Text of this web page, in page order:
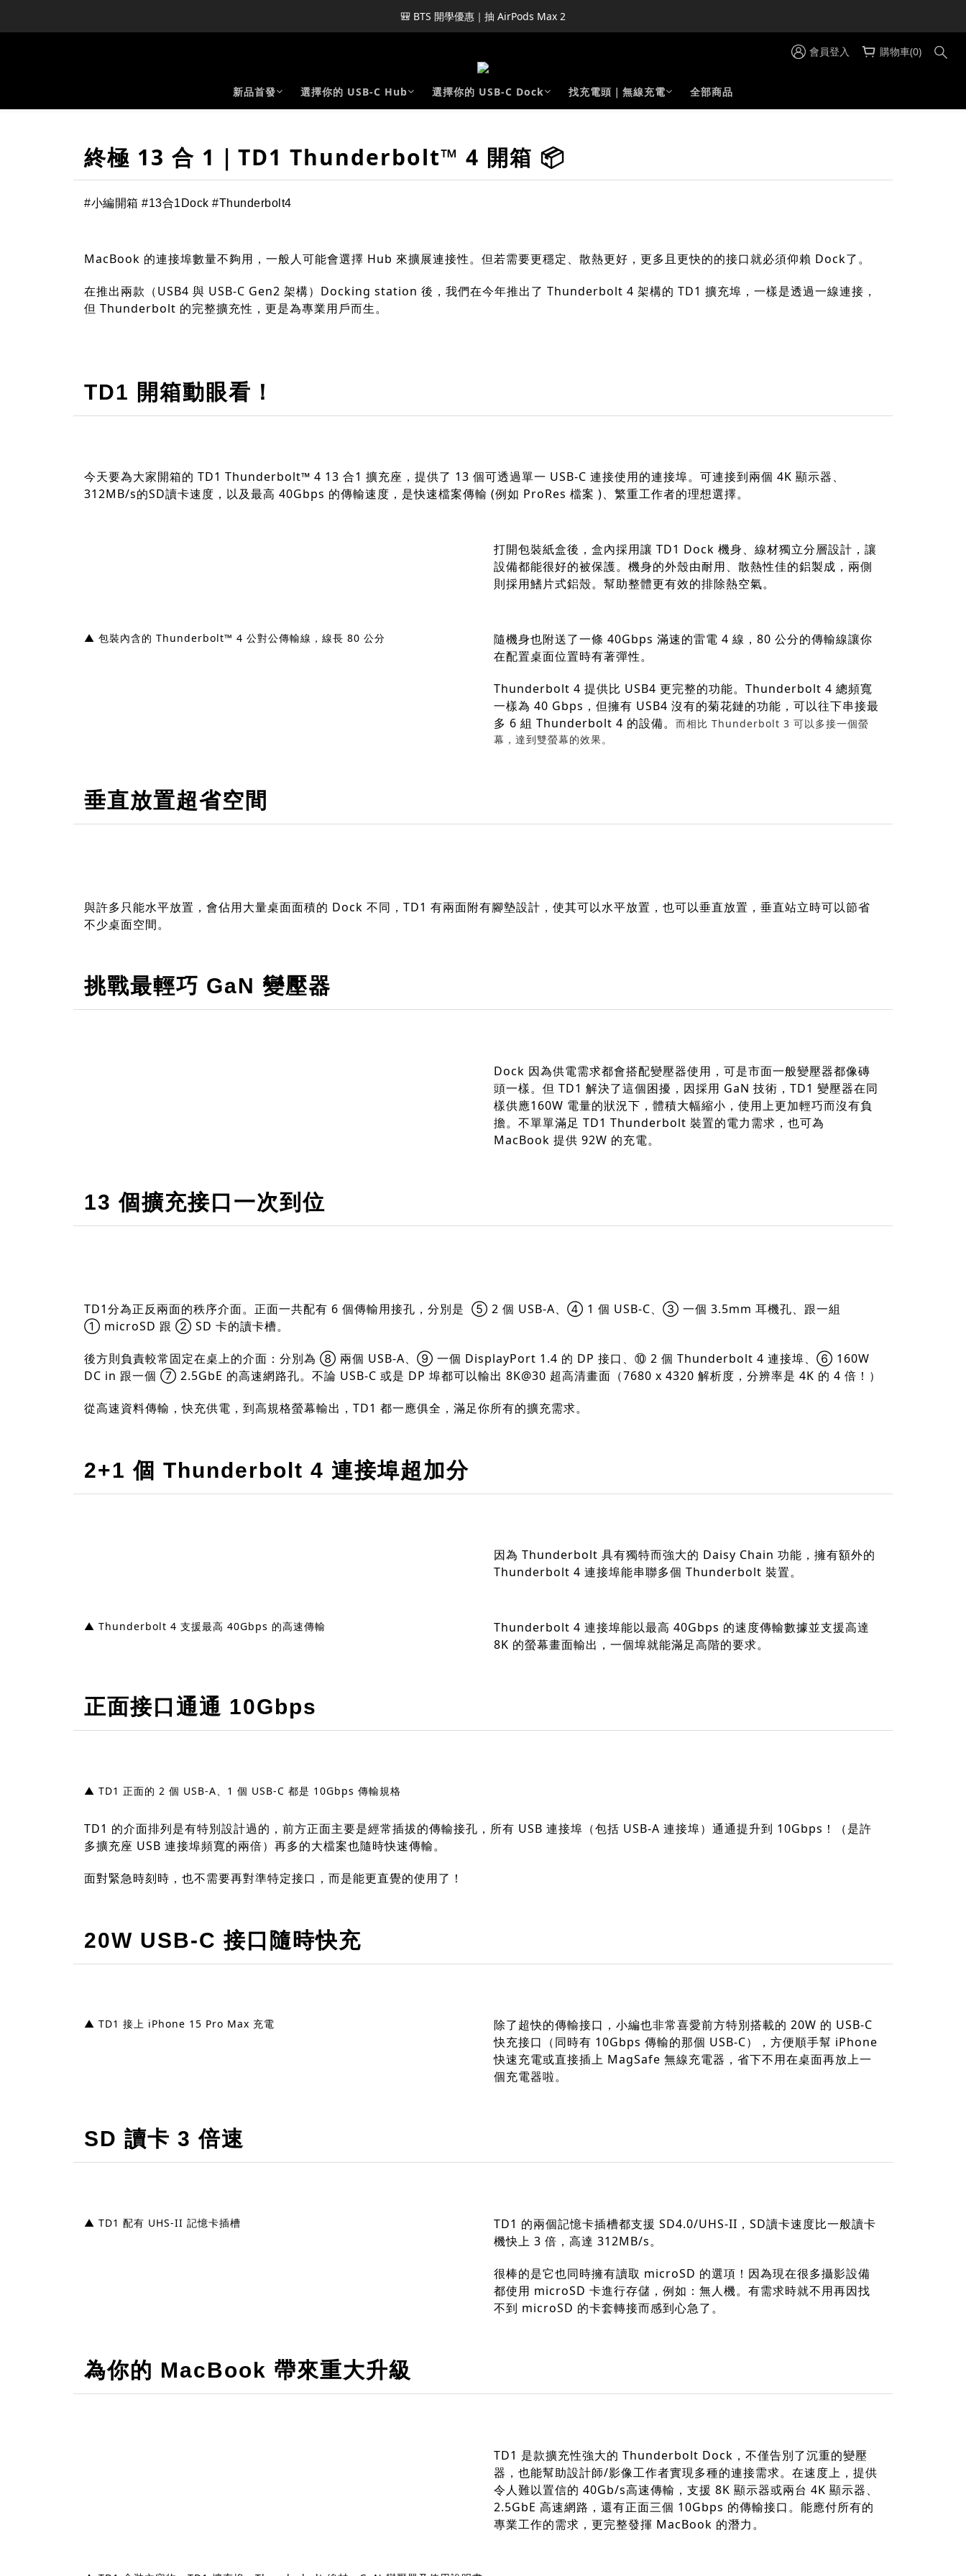
🎒 BTS 開學優惠｜抽 AirPods Max 2
會員登入 購物車(0)
新品首發 選擇你的 USB-C Hub 選擇你的 USB-C Dock 找充電頭｜無線充電 全部商品
終極 13 合 1｜TD1 Thunderbolt™ 4 開箱 📦
#小編開箱 #13合1Dock #Thunderbolt4
MacBook 的連接埠數量不夠用，一般人可能會選擇 Hub 來擴展連接性。但若需要更穩定、散熱更好，更多且更快的的接口就必須仰賴 Dock了。
在推出兩款（USB4 與 USB-C Gen2 架構）Docking station 後，我們在今年推出了 Thunderbolt 4 架構的 TD1 擴充埠，一樣是透過一線連接，
但 Thunderbolt 的完整擴充性，更是為專業用戶而生。
TD1 開箱動眼看！
今天要為大家開箱的 TD1 Thunderbolt™ 4 13 合1 擴充座，提供了 13 個可透過單一 USB-C 連接使用的連接埠。可連接到兩個 4K 顯示器、
312MB/s的SD讀卡速度，以及最高 40Gbps 的傳輸速度，是快速檔案傳輸 (例如 ProRes 檔案 )、繁重工作者的理想選擇。
打開包裝紙盒後，盒內採用讓 TD1 Dock 機身、線材獨立分層設計，讓
設備都能很好的被保護。機身的外殼由耐用、散熱性佳的鋁製成，兩側
則採用鰭片式鋁殼。幫助整體更有效的排除熱空氣。
▲ 包裝內含的 Thunderbolt™ 4 公對公傳輸線，線長 80 公分
隨機身也附送了一條 40Gbps 滿速的雷電 4 線，80 公分的傳輸線讓你
在配置桌面位置時有著彈性。
Thunderbolt 4 提供比 USB4 更完整的功能。Thunderbolt 4 總頻寬
一樣為 40 Gbps，但擁有 USB4 沒有的菊花鏈的功能，可以往下串接最
多 6 組 Thunderbolt 4 的設備。 而相比 Thunderbolt 3 可以多接一個螢
幕，達到雙螢幕的效果。
垂直放置超省空間
與許多只能水平放置，會佔用大量桌面面積的 Dock 不同，TD1 有兩面附有腳墊設計，使其可以水平放置，也可以垂直放置，垂直站立時可以節省
不少桌面空間。
挑戰最輕巧 GaN 變壓器
Dock 因為供電需求都會搭配變壓器使用，可是市面一般變壓器都像磚
頭一樣。但 TD1 解決了這個困擾，因採用 GaN 技術，TD1 變壓器在同
樣供應160W 電量的狀況下，體積大幅縮小，使用上更加輕巧而沒有負
擔。不單單滿足 TD1 Thunderbolt 裝置的電力需求，也可為
MacBook 提供 92W 的充電。
13 個擴充接口一次到位
TD1分為正反兩面的秩序介面。正面一共配有 6 個傳輸用接孔，分別是 ⑤ 2 個 USB-A、④ 1 個 USB-C、③ 一個 3.5mm 耳機孔、跟一組
① microSD 跟 ② SD 卡的讀卡槽。
後方則負責較常固定在桌上的介面：分別為 ⑧ 兩個 USB-A、⑨ 一個 DisplayPort 1.4 的 DP 接口、⑩ 2 個 Thunderbolt 4 連接埠、⑥ 160W
DC in 跟一個 ⑦ 2.5GbE 的高速網路孔。不論 USB-C 或是 DP 埠都可以輸出 8K@30 超高清畫面（7680 x 4320 解析度，分辨率是 4K 的 4 倍！）
從高速資料傳輸，快充供電，到高規格螢幕輸出，TD1 都一應俱全，滿足你所有的擴充需求。
2+1 個 Thunderbolt 4 連接埠超加分
因為 Thunderbolt 具有獨特而強大的 Daisy Chain 功能，擁有額外的
Thunderbolt 4 連接埠能串聯多個 Thunderbolt 裝置。
▲ Thunderbolt 4 支援最高 40Gbps 的高速傳輸
Thunderbolt 4 連接埠能以最高 40Gbps 的速度傳輸數據並支援高達
8K 的螢幕畫面輸出，一個埠就能滿足高階的要求。
正面接口通通 10Gbps
▲ TD1 正面的 2 個 USB-A、1 個 USB-C 都是 10Gbps 傳輸規格
TD1 的介面排列是有特別設計過的，前方正面主要是經常插拔的傳輸接孔，所有 USB 連接埠（包括 USB-A 連接埠）通通提升到 10Gbps！（是許
多擴充座 USB 連接埠頻寬的兩倍）再多的大檔案也隨時快速傳輸。
面對緊急時刻時，也不需要再對準特定接口，而是能更直覺的使用了！
20W USB-C 接口隨時快充
▲ TD1 接上 iPhone 15 Pro Max 充電
除了超快的傳輸接口，小編也非常喜愛前方特別搭載的 20W 的 USB-C
快充接口（同時有 10Gbps 傳輸的那個 USB-C），方便順手幫 iPhone
快速充電或直接插上 MagSafe 無線充電器，省下不用在桌面再放上一
個充電器啦。
SD 讀卡 3 倍速
▲ TD1 配有 UHS-II 記憶卡插槽
TD1 的兩個記憶卡插槽都支援 SD4.0/UHS-II，SD讀卡速度比一般讀卡
機快上 3 倍，高達 312MB/s。
很棒的是它也同時擁有讀取 microSD 的選項！因為現在很多攝影設備
都使用 microSD 卡進行存儲，例如：無人機。有需求時就不用再因找
不到 microSD 的卡套轉接而感到心急了。
為你的 MacBook 帶來重大升級
TD1 是款擴充性強大的 Thunderbolt Dock，不僅告別了沉重的變壓
器，也能幫助設計師/影像工作者實現多種的連接需求。在速度上，提供
令人難以置信的 40Gb/s高速傳輸，支援 8K 顯示器或兩台 4K 顯示器、
2.5GbE 高速網路，還有正面三個 10Gbps 的傳輸接口。能應付所有的
專業工作的需求，更完整發揮 MacBook 的潛力。